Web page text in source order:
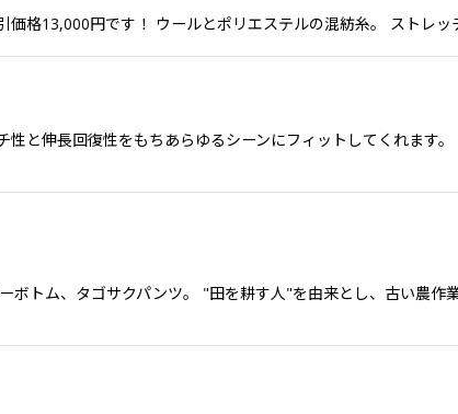
13,000円です！ ウールとポリエステルの混紡糸。 ストレッ
と伸長回復性をもちあらゆるシーンにフィットしてくれます
トム、タゴサクパンツ。 "田を耕す人"を由来とし、古い農作